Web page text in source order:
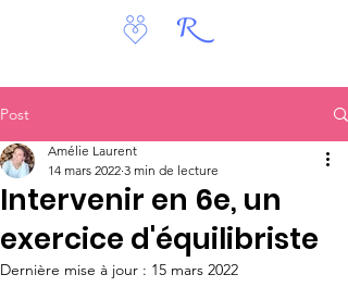
Post
Intervenir en 6e, un
exercice d'équilibriste
Amélie Laurent
14 mars 2022 3 min de lecture
Dernière mise à jour : 15 mars 2022